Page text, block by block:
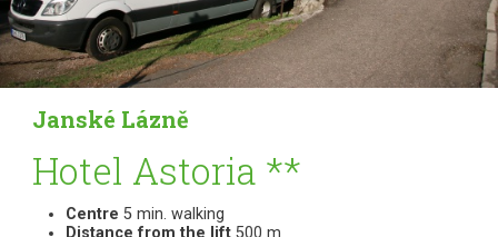
Janské Lázně
Hotel Astoria **
Centre 5 min. walking